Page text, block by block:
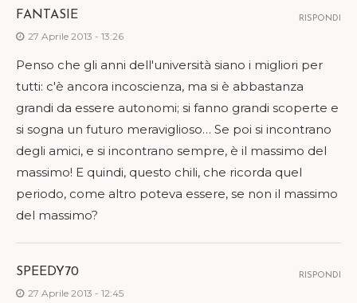
FANTASIE
27 Aprile 2013 - 13:26
Penso che gli anni dell'università siano i migliori per
tutti: c'è ancora incoscienza, ma si è abbastanza
grandi da essere autonomi; si fanno grandi scoperte e
si sogna un futuro meraviglioso… Se poi si incontrano
degli amici, e si incontrano sempre, è il massimo del
massimo! E quindi, questo chili, che ricorda quel
periodo, come altro poteva essere, se non il massimo
del massimo?
RISPONDI
SPEEDY70
27 Aprile 2013 - 12:45
RISPONDI